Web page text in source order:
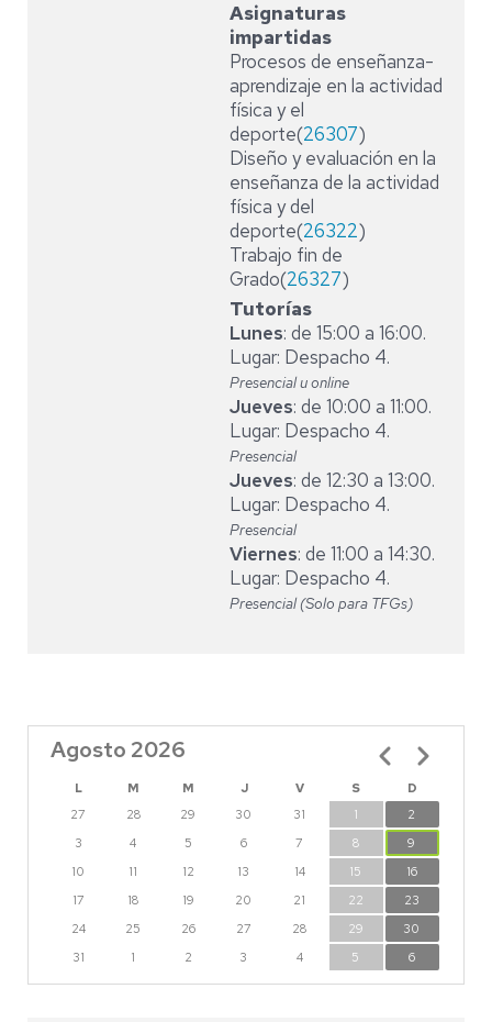
Asignaturas
impartidas
Procesos de enseñanza-
aprendizaje en la actividad
física y el
deporte(26307)
Diseño y evaluación en la
enseñanza de la actividad
física y del
deporte(26322)
Trabajo fin de
Grado(26327)
Tutorías
Lunes: de 15:00 a 16:00.
Lugar: Despacho 4.
Presencial u online
Jueves: de 10:00 a 11:00.
Lugar: Despacho 4.
Presencial
Jueves: de 12:30 a 13:00.
Lugar: Despacho 4.
Presencial
Viernes: de 11:00 a 14:30.
Lugar: Despacho 4.
Presencial (Solo para TFGs)
Agosto 2026
L M M J V S
D
27
28 29 30 31 1
2
3
4 5 6 7 8
9
10
11 12 13 14 15
16
17
18 19 20 21 22
23
24
25 26 27 28 29
30
31
1 2 3 4 5 6
Paginación